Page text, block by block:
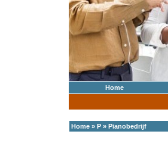
Home
Home » P » Pianobedrijf